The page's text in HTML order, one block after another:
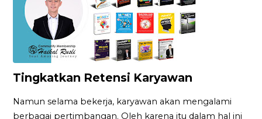
Tingkatkan Retensi Karyawan
Namun selama bekerja, karyawan akan mengalami
berbagai pertimbangan. Oleh karena itu dalam hal ini